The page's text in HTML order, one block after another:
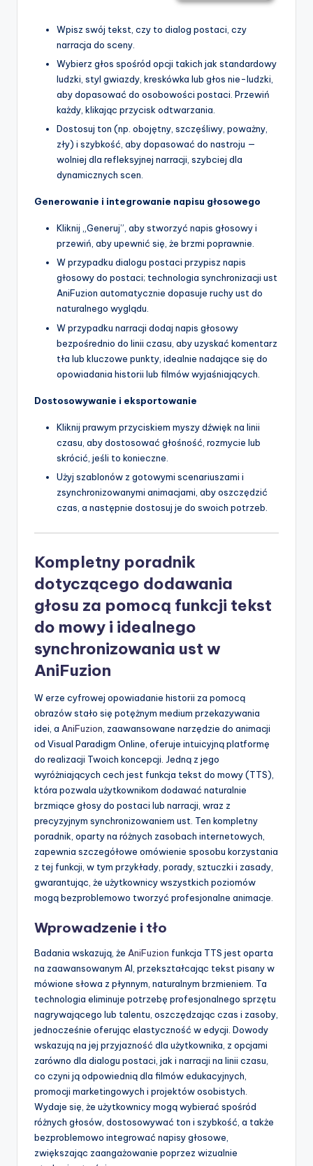
Wpisz swój tekst, czy to dialog postaci, czy
narracja do sceny.
Wybierz głos spośród opcji takich jak standardowy
ludzki, styl gwiazdy, kreskówka lub głos nie-ludzki,
aby dopasować do osobowości postaci. Przewiń
każdy, klikając przycisk odtwarzania.
Dostosuj ton (np. obojętny, szczęśliwy, poważny,
zły) i szybkość, aby dopasować do nastroju —
wolniej dla refleksyjnej narracji, szybciej dla
dynamicznych scen.
Generowanie i integrowanie napisu głosowego
Kliknij „Generuj”, aby stworzyć napis głosowy i
przewiń, aby upewnić się, że brzmi poprawnie.
W przypadku dialogu postaci przypisz napis
głosowy do postaci; technologia synchronizacji ust
AniFuzion automatycznie dopasuje ruchy ust do
naturalnego wyglądu.
W przypadku narracji dodaj napis głosowy
bezpośrednio do linii czasu, aby uzyskać komentarz
tła lub kluczowe punkty, idealnie nadające się do
opowiadania historii lub filmów wyjaśniających.
Dostosowywanie i eksportowanie
Kliknij prawym przyciskiem myszy dźwięk na linii
czasu, aby dostosować głośność, rozmycie lub
skrócić, jeśli to konieczne.
Użyj szablonów z gotowymi scenariuszami i
zsynchronizowanymi animacjami, aby oszczędzić
czas, a następnie dostosuj je do swoich potrzeb.
Kompletny poradnik
dotyczącego dodawania
głosu za pomocą funkcji tekst
do mowy i idealnego
synchronizowania ust w
AniFuzion
W erze cyfrowej opowiadanie historii za pomocą
obrazów stało się potężnym medium przekazywania
idei, a AniFuzion , zaawansowane narzędzie do animacji
od Visual Paradigm Online, oferuje intuicyjną platformę
do realizacji Twoich koncepcji. Jedną z jego
wyróżniających cech jest funkcja tekst do mowy (TTS),
która pozwala użytkownikom dodawać naturalnie
brzmiące głosy do postaci lub narracji, wraz z
precyzyjnym synchronizowaniem ust. Ten kompletny
poradnik, oparty na różnych zasobach internetowych,
zapewnia szczegółowe omówienie sposobu korzystania
z tej funkcji, w tym przykłady, porady, sztuczki i zasady,
gwarantując, że użytkownicy wszystkich poziomów
mogą bezproblemowo tworzyć profesjonalne animacje.
Wprowadzenie i tło
Badania wskazują, że AniFuzion funkcja TTS jest oparta
na zaawansowanym AI, przekształcając tekst pisany w
mówione słowa z płynnym, naturalnym brzmieniem. Ta
technologia eliminuje potrzebę profesjonalnego sprzętu
nagrywającego lub talentu, oszczędzając czas i zasoby,
jednocześnie oferując elastyczność w edycji. Dowody
wskazują na jej przyjazność dla użytkownika, z opcjami
zarówno dla dialogu postaci, jak i narracji na linii czasu,
co czyni ją odpowiednią dla filmów edukacyjnych,
promocji marketingowych i projektów osobistych.
Wydaje się, że użytkownicy mogą wybierać spośród
różnych głosów, dostosowywać ton i szybkość, a także
bezproblemowo integrować napisy głosowe,
zwiększając zaangażowanie poprzez wizualnie